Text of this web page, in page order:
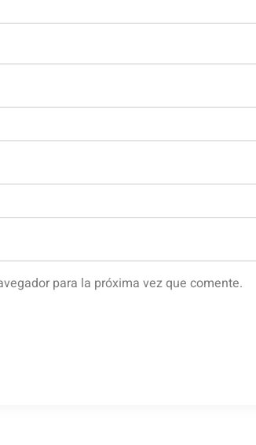
para la próxima vez que comente.